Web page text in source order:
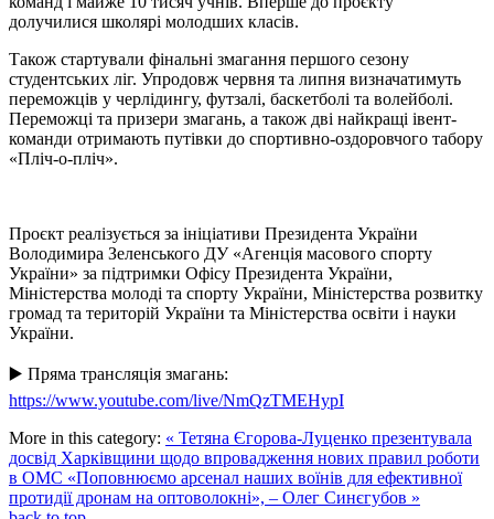
долучилися школярі молодших класів.
Також стартували фінальні змагання першого сезону
студентських ліг. Упродовж червня та липня визначатимуть
переможців у черлідингу, футзалі, баскетболі та волейболі.
Переможці та призери змагань, а також дві найкращі івент-
команди отримають путівки до спортивно-оздоровчого табору
«Пліч-о-пліч».
Проєкт реалізується за ініціативи Президента України
Володимира Зеленського ДУ «Агенція масового спорту
України» за підтримки Офісу Президента України,
Міністерства молоді та спорту України, Міністерства розвитку
громад та територій України та Міністерства освіти і науки
України.
▶️ Пряма трансляція змагань:
https://www.youtube.com/live/NmQzTMEHypI
More in this category: « Тетяна Єгорова-Луценко презентувала
досвід Харківщини щодо впровадження нових правил роботи
в ОМС «Поповнюємо арсенал наших воїнів для ефективної
протидії дронам на оптоволокні», – Олег Синєгубов »